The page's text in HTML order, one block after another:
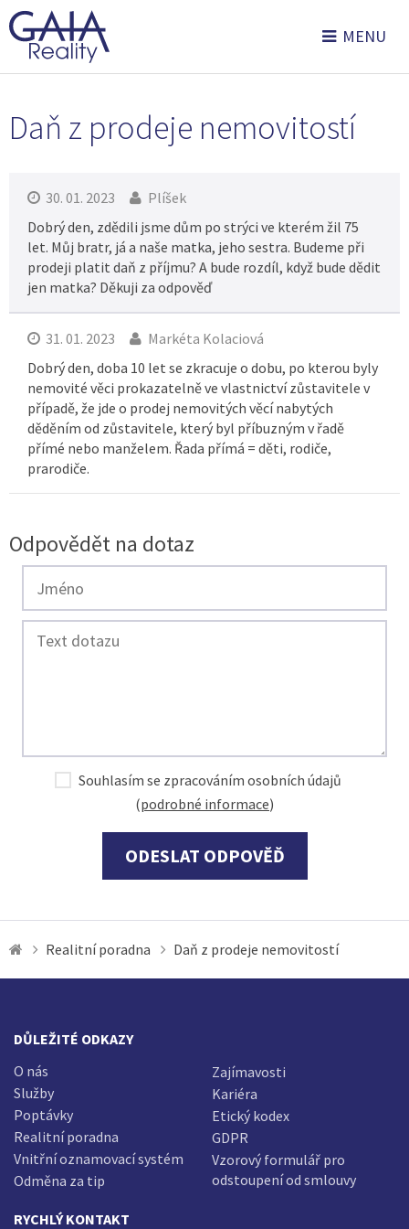
MENU
Daň z prodeje nemovitostí
30. 01. 2023
Plíšek
Dobrý den, zdědili jsme dům po strýci ve kterém žil 75
let. Můj bratr, já a naše matka, jeho sestra. Budeme při
prodeji platit daň z příjmu? A bude rozdíl, když bude dědit
jen matka? Děkuji za odpověď
31. 01. 2023
Markéta Kolaciová
Dobrý den, doba 10 let se zkracuje o dobu, po kterou byly
nemovité věci prokazatelně ve vlastnictví zůstavitele v
případě, že jde o prodej nemovitých věcí nabytých
děděním od zůstavitele, který byl příbuzným v řadě
přímé nebo manželem. Řada přímá = děti, rodiče,
prarodiče.
Odpovědět na dotaz
Souhlasím se zpracováním osobních údajů
(podrobné informace)
ODESLAT ODPOVĚĎ
Realitní poradna Daň z prodeje nemovitostí
DŮLEŽITÉ ODKAZY
O nás
Služby
Poptávky
Realitní poradna
Vnitřní oznamovací systém
Odměna za tip
Zajímavosti
Kariéra
Etický kodex
GDPR
Vzorový formulář pro
odstoupení od smlouvy
RYCHLÝ KONTAKT